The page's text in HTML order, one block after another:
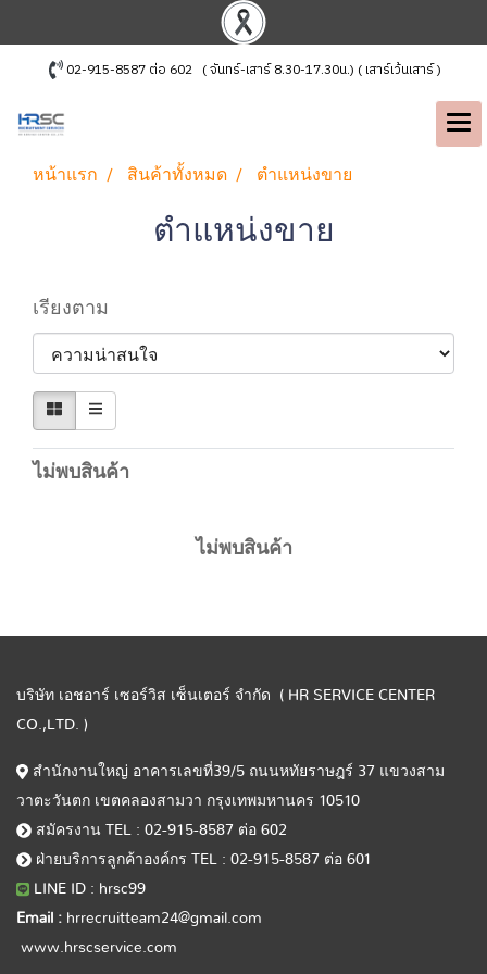
02-915-8587 ต่อ 602 ( จันทร์-เสาร์ 8.30-17.30น.) ( เสาร์เว้นเสาร์ )
หน้าแรก สินค้าทั้งหมด ตำแหน่งขาย
ตำแหน่งขาย
เรียงตาม
ไม่พบสินค้า
ไม่พบสินค้า
บริษัท เอชอาร์ เซอร์วิส เซ็นเตอร์ จำกัด ( HR SERVICE CENTER
CO.,LTD. )
สำนักงานใหญ่ อาคารเลขที่39/5 ถนนหทัยราษฎร์ 37 แขวงสาม
วาตะวันตก เขตคลองสามวา กรุงเทพมหานคร 10510
สมัครงาน TEL : 02-915-8587 ต่อ 602
ฝ่ายบริการลูกค้าองค์กร TEL : 02-915-8587 ต่อ 601
LINE ID : hrsc99
Email : hrrecruitteam24@gmail.com
www.hrscservice.com